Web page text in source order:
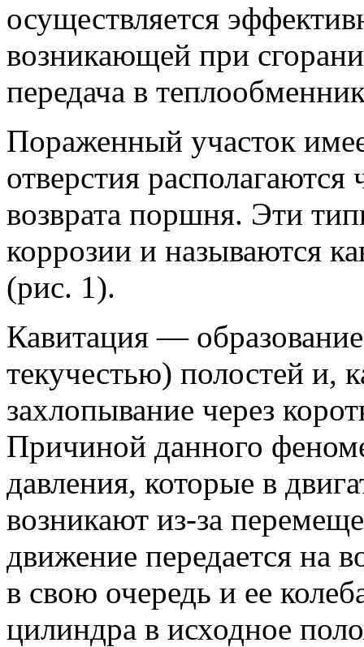
осуществляется
возникающей при
передача в
Пораженный участок
отверстия
возврата поршня. Эти
коррозии и называются
(рис. 1).
Кавитация —
текучестью) полостей и,
захлопывание через
Причиной данного
давления, которые в
возникают из-за
движение передается на
в свою очередь и ее
цилиндра в исходное